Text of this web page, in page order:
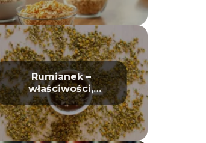
Rumianek –
właściwości,
działanie i
zastosowanie w
domu oraz
kosmetyce